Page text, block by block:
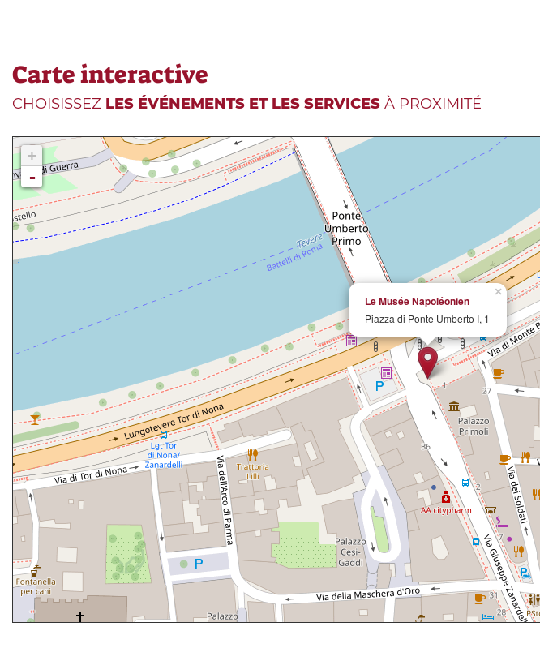
Carte interactive
CHOISISSEZ LES ÉVÉNEMENTS ET LES SERVICES À PROXIMITÉ
×
Le Musée Napoléonien
Piazza di Ponte Umberto I, 1
+
-